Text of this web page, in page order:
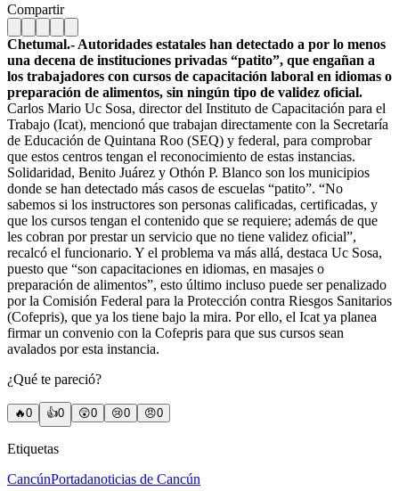
Compartir
Chetumal.- Autoridades estatales han detectado a por lo menos
una decena de instituciones privadas “patito”, que engañan a
los trabajadores con cursos de capacitación laboral en idiomas o
preparación de alimentos, sin ningún tipo de validez oficial.
Carlos Mario Uc Sosa, director del Instituto de Capacitación para el
Trabajo (Icat), mencionó que trabajan directamente con la Secretaría
de Educación de Quintana Roo (SEQ) y federal, para comprobar
que estos centros tengan el reconocimiento de estas instancias.
Solidaridad, Benito Juárez y Othón P. Blanco son los municipios
donde se han detectado más casos de escuelas “patito”. “No
sabemos si los instructores son personas calificadas, certificadas, y
que los cursos tengan el contenido que se requiere; además de que
les cobran por prestar un servicio que no tiene validez oficial”,
recalcó el funcionario. Y el problema va más allá, destaca Uc Sosa,
puesto que “son capacitaciones en idiomas, en masajes o
preparación de alimentos”, esto último incluso puede ser penalizado
por la Comisión Federal para la Protección contra Riesgos Sanitarios
(Cofepris), que ya los tiene bajo la mira. Por ello, el Icat ya planea
firmar un convenio con la Cofepris para que sus cursos sean
avalados por esta instancia.
¿Qué te pareció?
🔥0 👍0 😲0 😢0 😠0
Etiquetas
CancúnPortadanoticias de Cancún